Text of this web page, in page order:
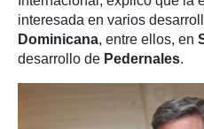
interesada en varios
Dominicana, entre ellos, en
desarrollo de Pedernales.